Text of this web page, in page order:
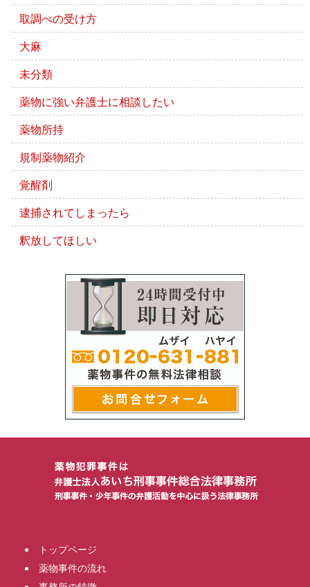
取調べの受け方
大麻
未分類
薬物に強い弁護士に相談したい
薬物所持
規制薬物紹介
覚醒剤
逮捕されてしまったら
釈放してほしい
トップページ
薬物事件の流れ